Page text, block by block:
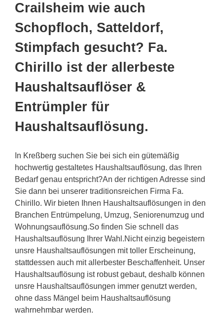
Crailsheim wie auch
Schopfloch, Satteldorf,
Stimpfach gesucht? Fa.
Chirillo ist der allerbeste
Haushaltsauflöser &
Entrümpler für
Haushaltsauflösung.
In Kreßberg suchen Sie bei sich ein gütemäßig
hochwertig gestaltetes Haushaltsauflösung, das Ihren
Bedarf genau entspricht?An der richtigen Adresse sind
Sie dann bei unserer traditionsreichen Firma Fa.
Chirillo. Wir bieten Ihnen Haushaltsauflösungen in den
Branchen Entrümpelung, Umzug, Seniorenumzug und
Wohnungsauflösung.So finden Sie schnell das
Haushaltsauflösung Ihrer Wahl.Nicht einzig begeistern
unsre Haushaltsauflösungen mit toller Erscheinung,
stattdessen auch mit allerbester Beschaffenheit. Unser
Haushaltsauflösung ist robust gebaut, deshalb können
unsre Haushaltsauflösungen immer genutzt werden,
ohne dass Mängel beim Haushaltsauflösung
wahrnehmbar werden.